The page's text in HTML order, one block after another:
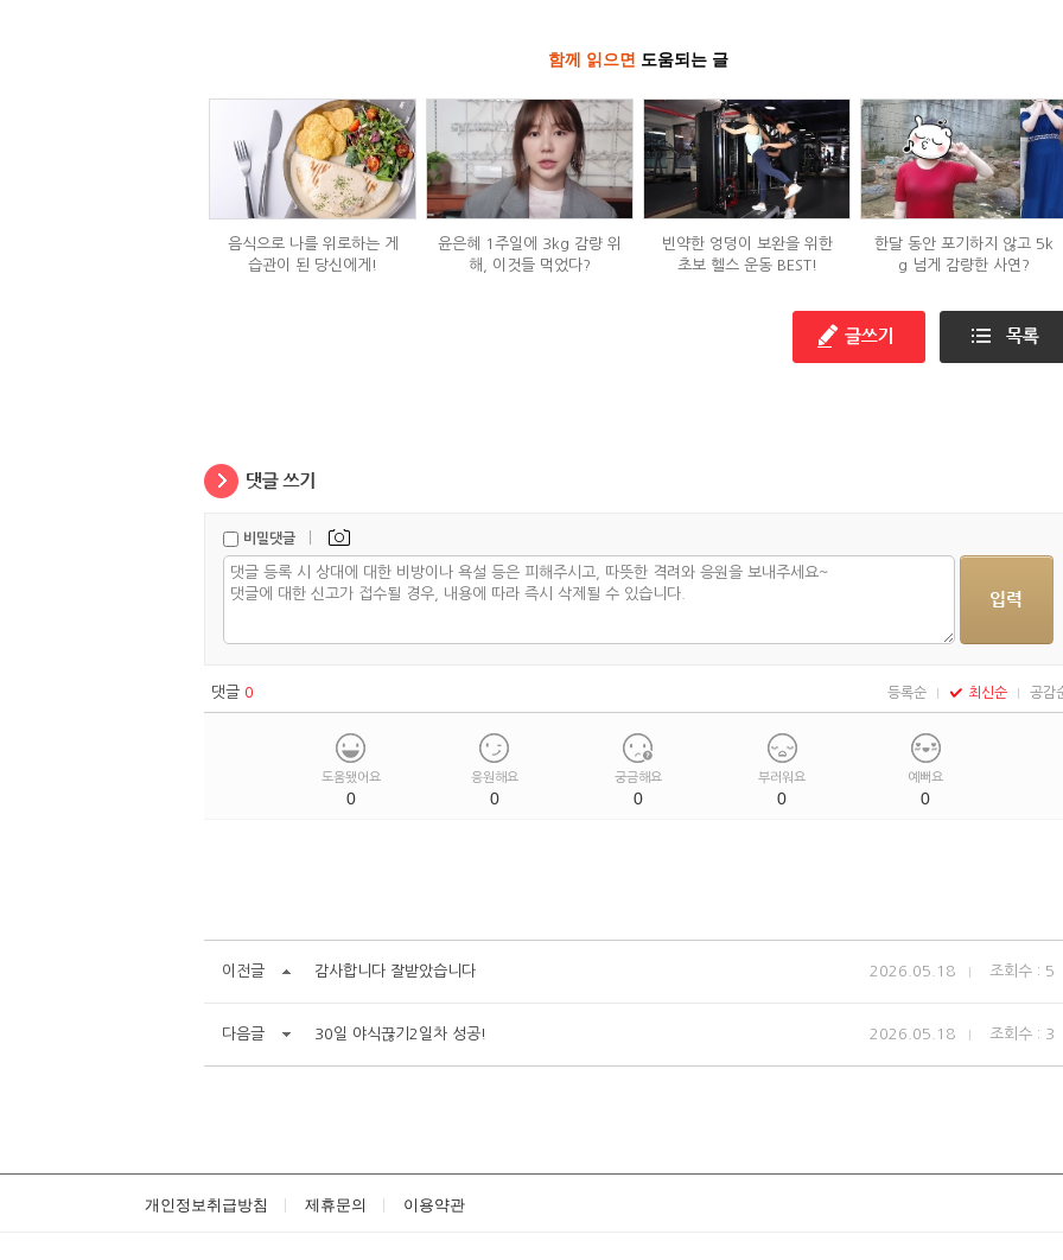
함께 읽으면 도움되는 글
음식으로 나를 위로하는 게
습관이 된 당신에게!
윤은혜 1주일에 3kg 감량 위
해, 이것들 먹었다?
빈약한 엉덩이 보완을 위한
초보 헬스 운동 BEST!
한달 동안 포기하지 않고 5k
g 넘게 감량한 사연?
비밀댓글 |
댓글 0 등록순 최신순 공감
도움됐어요
0
응원해요
0
궁금해요
0
부러워요
0
예뻐요
0
이전글 감사합니다 잘받았습니다 2026.05.18 조회수 : 5
다음글 30일 야식끊기2일차 성공! 2026.05.18 조회수 : 3
개인정보취급방침 제휴문의 이용약관